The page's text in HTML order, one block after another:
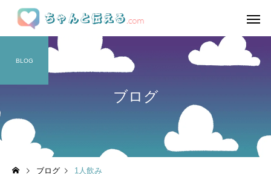
ブログ
BLOG
ブログ 1人飲み